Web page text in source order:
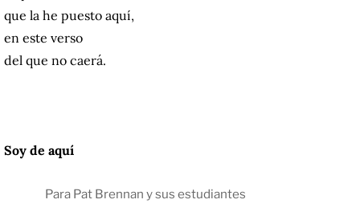
que la he puesto aquí,
en este verso
del que no caerá.
Soy de aquí
Para Pat Brennan y sus estudiantes